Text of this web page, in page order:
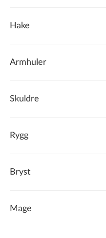
Hake
Armhuler
Skuldre
Rygg
Bryst
Mage